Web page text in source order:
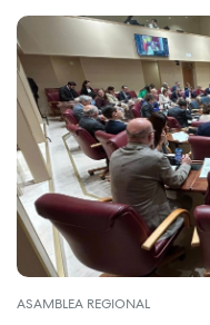
ASAMBLEA REGIONAL